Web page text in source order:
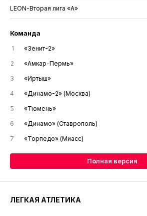
LEON-Вторая лига «А»
Команда
1 «Зенит-2»
2
«Амкар-Пермь»
3
«Иртыш»
4
«Динамо-2» (Москва)
5
«Тюмень»
6
«Динамо» (Ставрополь)
7
«Торпедо» (Миасс)
Полная версия
ЛЕГКАЯ АТЛЕТИКА